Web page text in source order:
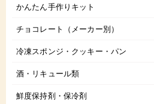
かんたん手作りキット
チョコレート（メーカー別）
冷凍スポンジ・クッキー・パン
酒・リキュール類
鮮度保持剤・保冷剤